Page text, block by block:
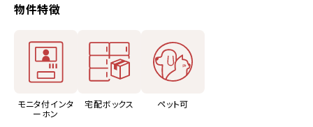
物件特徴
モニタ付インタ
ーホン
宅配ボックス ペット可